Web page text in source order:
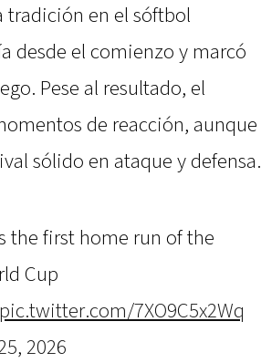
tradición en el sóftbol
desde el comienzo y marcó
Pese al resultado, el
de reacción, aunque
sólido en ataque y defensa.
first home run of the
Cup
pic.twitter.com/7XO9C5x2Wq
2026